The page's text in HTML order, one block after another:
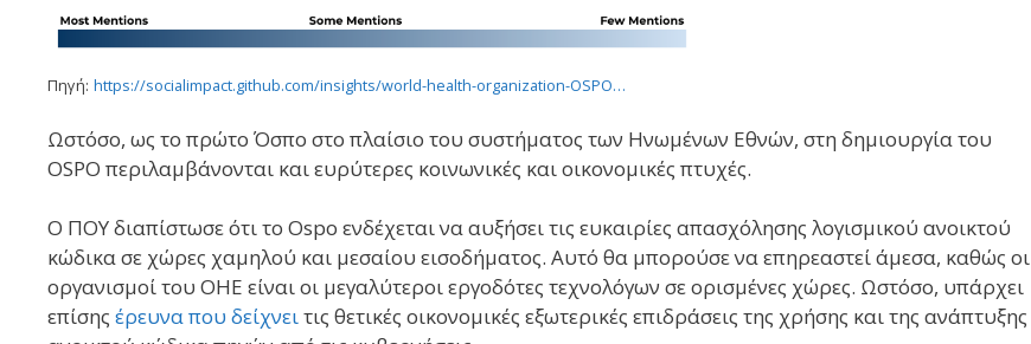
Πηγή: https://socialimpact.github.com/insights/world-health-organization-OSPO…
Ωστόσο, ως το πρώτο Όσπο στο πλαίσιο του συστήματος των Ηνωμένων Εθνών, στη δημιουργία του
OSPO περιλαμβάνονται και ευρύτερες κοινωνικές και οικονομικές πτυχές.
Ο ΠΟΥ διαπίστωσε ότι το Ospo ενδέχεται να αυξήσει τις ευκαιρίες απασχόλησης λογισμικού ανοικτού
κώδικα σε χώρες χαμηλού και μεσαίου εισοδήματος. Αυτό θα μπορούσε να επηρεαστεί άμεσα, καθώς οι
οργανισμοί του ΟΗΕ είναι οι μεγαλύτεροι εργοδότες τεχνολόγων σε ορισμένες χώρες. Ωστόσο, υπάρχει
επίσης έρευνα που δείχνειτις θετικές οικονομικές εξωτερικές επιδράσεις της χρήσης και της ανάπτυξης